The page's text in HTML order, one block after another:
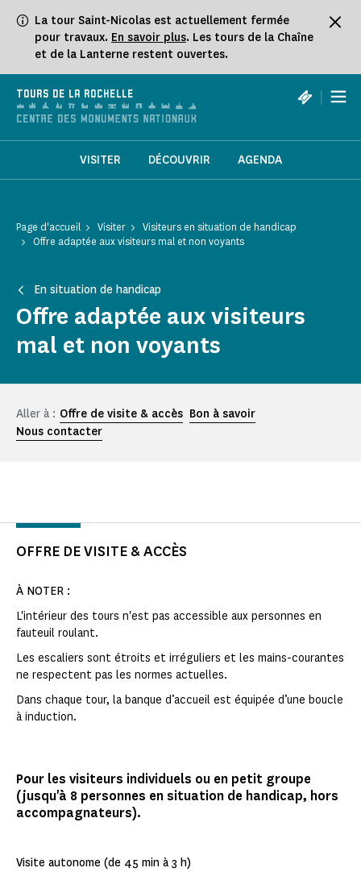
La tour Saint-Nicolas est actuellement fermée
pour travaux. En savoir plus. Les tours de la Chaîne
et de la Lanterne restent ouvertes.
TOURS DE LA ROCHELLE |
VISITER DÉCOUVRIR AGENDA
Page d'accueil Visiter
Visiteurs en situation de handicap
Offre adaptée aux visiteurs mal et non voyants
En situation de handicap
Offre adaptée aux visiteurs
mal et non voyants
Aller à : Offre de visite & accès Bon à savoir
Nous contacter
OFFRE DE VISITE & ACCÈS
À NOTER :
L'intérieur des tours n'est pas accessible aux personnes en
fauteuil roulant.
Les escaliers sont étroits et irréguliers et les mains-courantes
ne respectent pas les normes actuelles.
Dans chaque tour, la banque d’accueil est équipée d’une boucle
à induction.
Pour les visiteurs individuels ou en petit groupe
(jusqu'à 8 personnes en situation de handicap, hors
accompagnateurs).
Visite autonome (de 45 min à 3 h)